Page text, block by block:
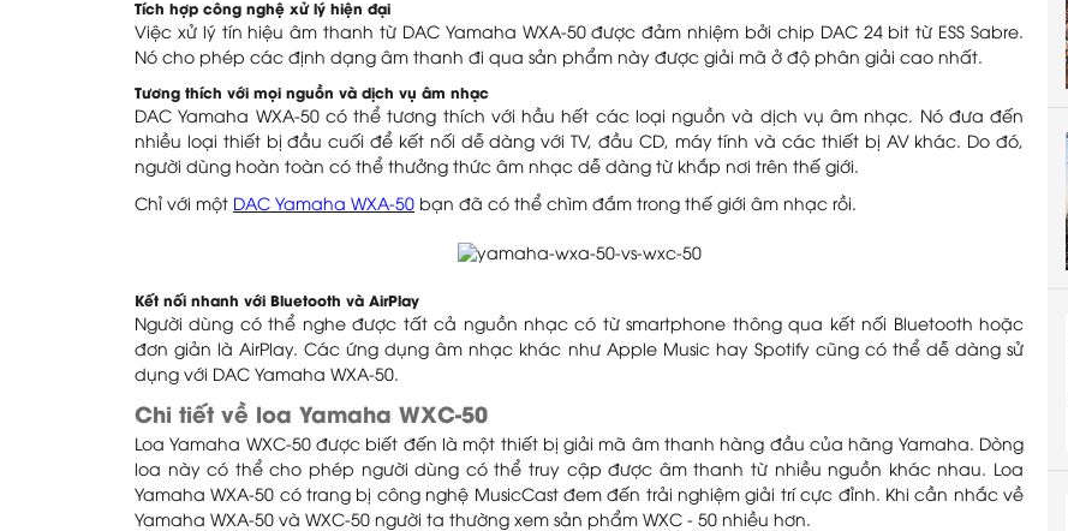
Tích hợp công nghệ xử lý hiện đại
Việc xử lý tín hiệu âm thanh từ DAC Yamaha WXA-50 được đảm nhiệm bởi chip DAC 24 bit từ ESS Sabre.
Nó cho phép các định dạng âm thanh đi qua sản phẩm này được giải mã ở độ phân giải cao nhất.
Tương thích với mọi nguồn và dịch vụ âm nhạc
DAC Yamaha WXA-50 có thể tương thích với hầu hết các loại nguồn và dịch vụ âm nhạc. Nó đưa đến
nhiều loại thiết bị đầu cuối để kết nối dễ dàng với TV, đầu CD, máy tính và các thiết bị AV khác. Do đó,
người dùng hoàn toàn có thể thưởng thức âm nhạc dễ dàng từ khắp nơi trên thế giới.
Chỉ với một DAC Yamaha WXA-50 bạn đã có thể chìm đắm trong thế giới âm nhạc rồi.
Kết nối nhanh với Bluetooth và AirPlay
Người dùng có thể nghe được tất cả nguồn nhạc có từ smartphone thông qua kết nối Bluetooth hoặc
đơn giản là AirPlay. Các ứng dụng âm nhạc khác như Apple Music hay Spotify cũng có thể dễ dàng sử
dụng với DAC Yamaha WXA-50.
Chi tiết về loa Yamaha WXC-50
Loa Yamaha WXC-50 được biết đến là một thiết bị giải mã âm thanh hàng đầu của hãng Yamaha. Dòng
loa này có thể cho phép người dùng có thể truy cập được âm thanh từ nhiều nguồn khác nhau. Loa
Yamaha WXA-50 có trang bị công nghệ MusicCast đem đến trải nghiệm giải trí cực đỉnh. Khi cần nhắc về
Yamaha WXA-50 và WXC-50 người ta thường xem sản phẩm WXC - 50 nhiều hơn.